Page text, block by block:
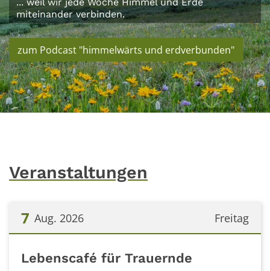
miteinander verbinden.
zum Podcast "himmelwärts und erdverbunden"
© Joel Holland auf unsplash.com
Veranstaltungen
Freitag
7 Aug. 2026
Lebenscafé für Trauernde